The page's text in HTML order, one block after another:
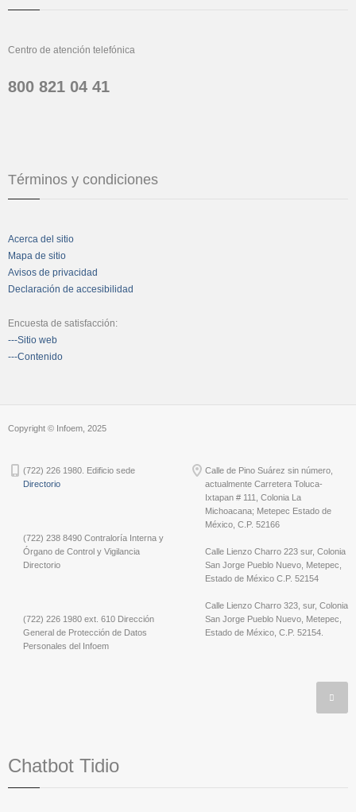
Centro de atención telefónica
800 821 04 41
Términos y condiciones
Acerca del sitio
Mapa de sitio
Avisos de privacidad
Declaración de accesibilidad
Encuesta de satisfacción:
---Sitio web
---Contenido
Copyright © Infoem, 2025
(722) 226 1980. Edificio sede
Directorio
(722) 238 8490 Contraloría Interna y
Órgano de Control y Vigilancia
Directorio
(722) 226 1980 ext. 610 Dirección
General de Protección de Datos
Personales del Infoem
Calle de Pino Suárez sin número,
actualmente Carretera Toluca-
Ixtapan # 111, Colonia La
Michoacana; Metepec Estado de
México, C.P. 52166
Calle Lienzo Charro 223 sur, Colonia
San Jorge Pueblo Nuevo, Metepec,
Estado de México C.P. 52154
Calle Lienzo Charro 323, sur, Colonia
San Jorge Pueblo Nuevo, Metepec,
Estado de México, C.P. 52154.
Chatbot Tidio